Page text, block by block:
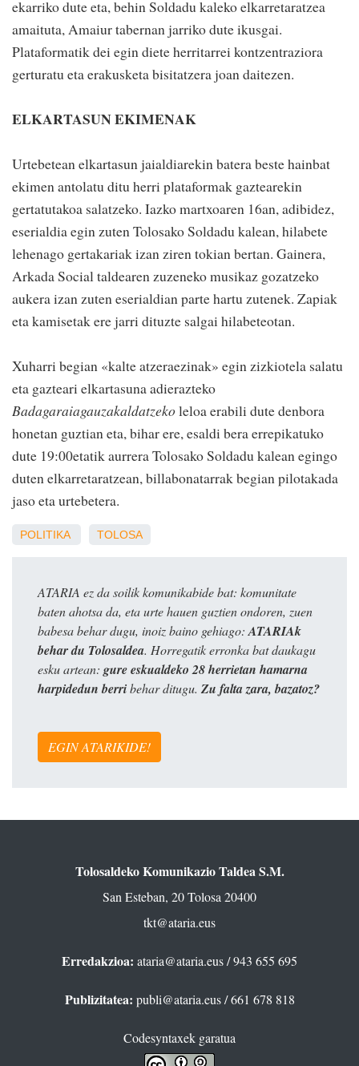
ekarriko dute eta, behin Soldadu kaleko elkarretaratzea
amaituta, Amaiur tabernan jarriko dute ikusgai.
Plataformatik dei egin diete herritarrei kontzentraziora
gerturatu eta erakusketa bisitatzera joan daitezen.
ELKARTASUN EKIMENAK
Urtebetean elkartasun jaialdiarekin batera beste hainbat
ekimen antolatu ditu herri plataformak gaztearekin
gertatutakoa salatzeko. Iazko martxoaren 16an, adibidez,
eserialdia egin zuten Tolosako Soldadu kalean, hilabete
lehenago gertakariak izan ziren tokian bertan. Gainera,
Arkada Social taldearen zuzeneko musikaz gozatzeko
aukera izan zuten eserialdian parte hartu zutenek. Zapiak
eta kamisetak ere jarri dituzte salgai hilabeteotan.
Xuharri begian «kalte atzeraezinak» egin zizkiotela salatu
eta gazteari elkartasuna adierazteko
Badagaraiagauzakaldatzekoleloa erabili dute denbora
honetan guztian eta, bihar ere, esaldi bera errepikatuko
dute 19:00etatik aurrera Tolosako Soldadu kalean egingo
duten elkarretaratzean, billabonatarrak begian pilotakada
jaso eta urtebetera.
POLITIKA TOLOSA
ATARIA ez da soilik komunikabide bat: komunitate
baten ahotsa da, eta urte hauen guztien ondoren, zuen
babesa behar dugu, inoiz baino gehiago:ATARIAk
behar du Tolosaldea. Horregatik erronka bat daukagu
esku artean: gure eskualdeko 28 herrietan hamarna
harpidedun berribehar ditugu. Zu falta zara, bazatoz?
EGIN ATARIKIDE!
Tolosaldeko Komunikazio Taldea S.M.
San Esteban, 20 Tolosa 20400
tkt@ataria.eus
Erredakzioa: ataria@ataria.eus/ 943 655 695
Publizitatea: publi@ataria.eus/ 661 678 818
Codesyntaxek garatua